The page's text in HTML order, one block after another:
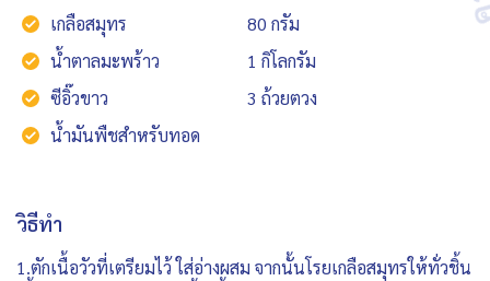
เกลือสมุทร
80 กรัม
น้ำตาลมะพร้าว
1 กิโลกรัม
ซีอิ๊วขาว
3 ถ้วยตวง
น้ำมันพืชสำหรับทอด
วิธีทำ
1.ตักเนื้อวัวที่เตรียมไว้ ใส่อ่างผสม จากนั้นโรยเกลือสมุทรให้ทั่วชิ้น